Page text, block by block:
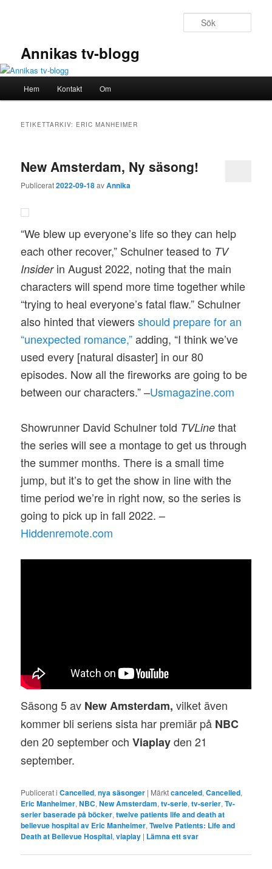
Annikas tv-blogg
Hem Kontakt Om
ETIKETTARKIV: ERIC MANHEIMER
New Amsterdam, Ny säsong!
Publicerat2022-09-18avAnnika
“We blew up everyone’s life so they can help
each other recover,” Schulner teased to TV
Insiderin August 2022, noting that the main
characters will spend more time together while
“trying to heal everyone’s fatal flaw.” Schulner
also hinted that viewersshould prepare for an
“unexpected romance,”adding, “I think we’ve
used every [natural disaster] in our 80
episodes. Now all the fireworks are going to be
between our characters.” –Usmagazine.com
Showrunner David Schulner told TVLinethat
the series will see a montage to get us through
the summer months. There is a small time
jump, but it’s to get the show in line with the
time period we’re in right now, so the series is
going to pick up in fall 2022. –
Hiddenremote.com
Säsong 5 av New Amsterdam, vilket även
kommer bli seriens sista har premiär på NBC
den 20 september ochViaplayden 21
september.
Publicerat i Cancelled,nya säsonger | Märktcanceled,Cancelled,
Eric Manheimer,NBC,New Amsterdam,tv-serie,tv-serier,Tv-
serier baserade på böcker,twelve patients life and death at
bellevue hospital av Eric Manheimer,Twelve Patients: Life and
Death at Bellevue Hospital,viaplay | Lämna ett svar